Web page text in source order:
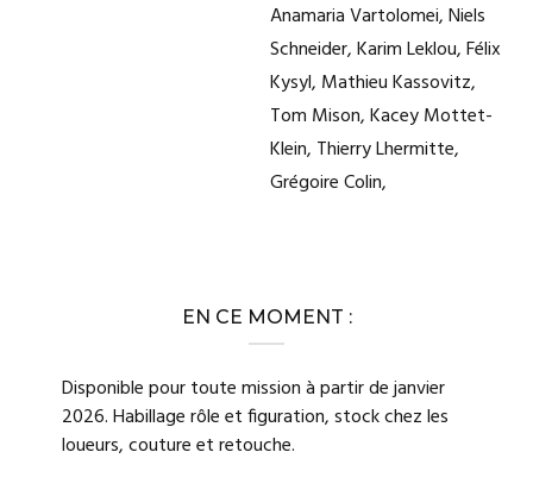
Anamaria Vartolomei, Niels
Schneider, Karim Leklou, Félix
Kysyl, Mathieu Kassovitz,
Tom Mison, Kacey Mottet-
Klein, Thierry Lhermitte,
Grégoire Colin,
EN CE MOMENT :
Disponible pour toute mission à partir de janvier
2026. Habillage rôle et figuration, stock chez les
loueurs, couture et retouche.